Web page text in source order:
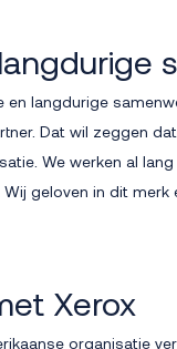
en langdurige
Dat wil zeggen
We werken al
geloven in dit
Xerox
organisatie